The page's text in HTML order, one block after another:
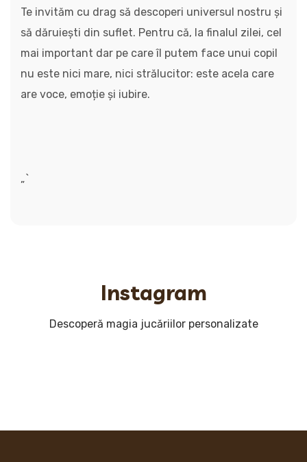
Te invităm cu drag să descoperi universul nostru și
să dăruiești din suflet. Pentru că, la finalul zilei, cel
mai important dar pe care îl putem face unui copil
nu este nici mare, nici strălucitor: este acela care
are voce, emoție și iubire.
„`
Instagram
Descoperă magia jucăriilor personalizate